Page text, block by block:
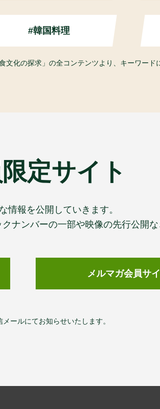
#韓国料理
化の探求」の全コンテンツより、キーワード
定サイト
情報を公開していきます。
ナンバーの一部や映像の先行公開な
メルマガ会員サ
ールにてお知らせいたします。